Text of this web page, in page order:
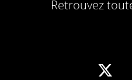
Retrouvez